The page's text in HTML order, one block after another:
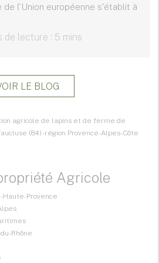
de l'Union européenne s'établit à
de lecture : 5 mins
LE BLOG
agricole de lapins et de ferme de
(84) - région Provence-Alpes-Côte
Agricole
Haute-Provence
Rhône